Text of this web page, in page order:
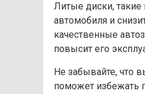
Литые диски, такие
автомобиля и
качественные
повысит его
Не забывайте, что
поможет избежать